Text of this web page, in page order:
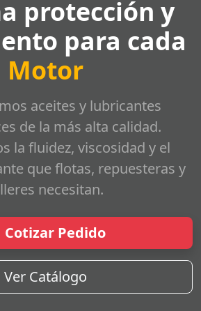
protección y
para cada
Motor
aceites y lubricantes
de la más alta calidad.
la fluidez, viscosidad y el
que flotas, repuesteras y
necesitan.
Cotizar Pedido
Ver Catálogo